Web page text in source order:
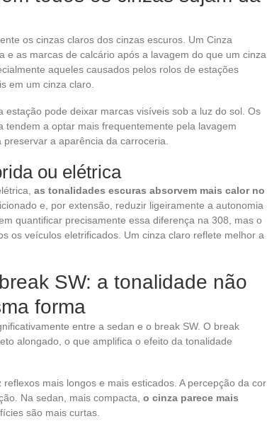
os cinzas claros dos cinzas escuros. Um Cinza
e as marcas de calcário após a lavagem do que um cinza
aqueles causados pelos rolos de estações
em um cinza claro.
estação pode deixar marcas visíveis sob a luz do sol. Os
tendem a optar mais frequentemente pela lavagem
a aparência da carroceria.
ou elétrica
as tonalidades escuras absorvem mais calor no
e, por extensão, reduzir ligeiramente a autonomia
quantificar precisamente essa diferença na 308, mas o
os veículos eletrificados. Um cinza claro reflete melhor a
SW: a tonalidade não
forma
entre a sedan e o break SW. O break
alongado, o que amplifica o efeito da tonalidade
mais longos e mais esticados. A percepção da cor
Na sedan, mais compacta, o cinza parece mais
são mais curtas.